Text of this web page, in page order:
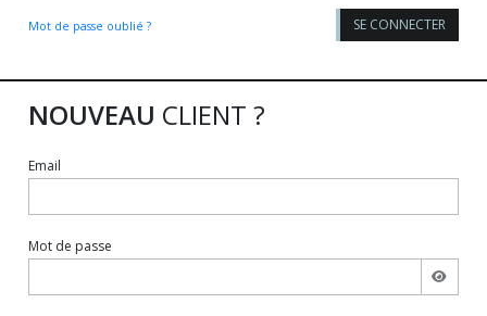
Mot de passe oublié ? SE CONNECTER
NOUVEAU CLIENT ?
Email
Mot de passe